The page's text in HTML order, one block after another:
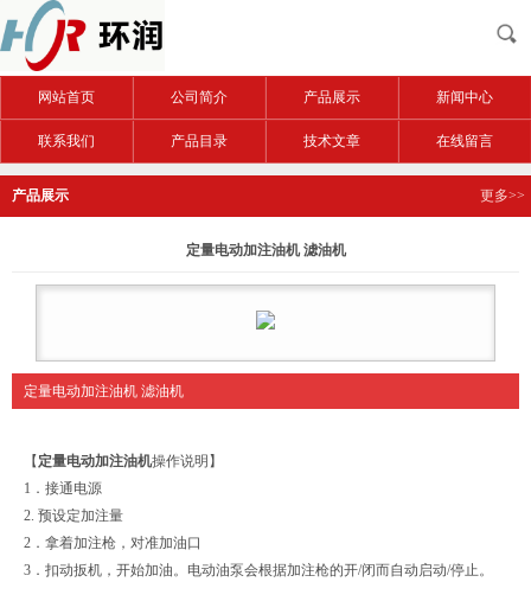
网站首页 公司简介 产品展示 新闻中心
联系我们 产品目录 技术文章 在线留言
产品展示 更多>>
定量电动加注油机 滤油机
定量电动加注油机 滤油机
【定量电动加注油机操作说明】
1．接通电源
2. 预设定加注量
2．拿着加注枪，对准加油口
3．扣动扳机，开始加油。电动油泵会根据加注枪的开/闭而自动启动/停止。